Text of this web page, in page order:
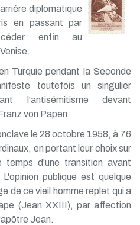
diplomatique
en passant par
enfin au
Turquie pendant la Seconde
toutefois un singulier
l'antisémitisme devant
von Papen.
le 28 octobre 1958, à 76
en portant leur choix sur
temps d'une transition avant
publique est quelque
de ce vieil homme replet qui a
(Jean XXIII), par affection
Jean.